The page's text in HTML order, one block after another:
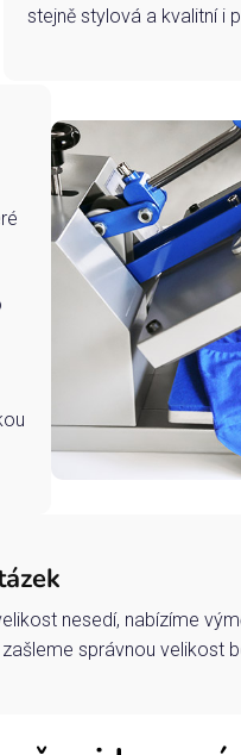
stejně stylová a kvalitní i
nesedí, nabízíme
správnou velikost